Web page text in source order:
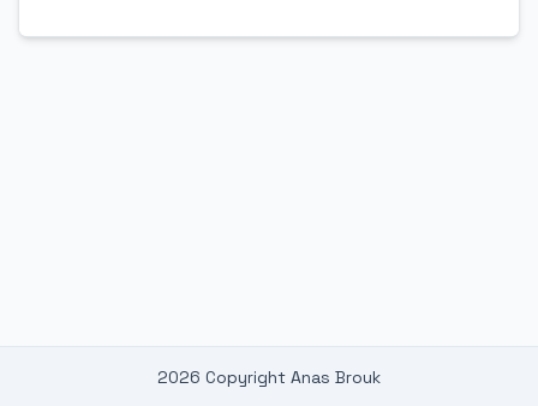
2026 Copyright Anas Brouk